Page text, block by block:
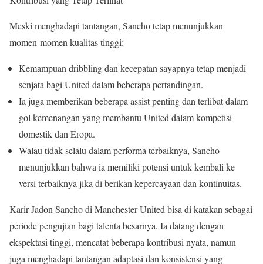
Meski menghadapi tantangan, Sancho tetap menunjukkan
momen-momen kualitas tinggi:
Kemampuan dribbling dan kecepatan sayapnya tetap menjadi
senjata bagi United dalam beberapa pertandingan.
Ia juga memberikan beberapa assist penting dan terlibat dalam
gol kemenangan yang membantu United dalam kompetisi
domestik dan Eropa.
Walau tidak selalu dalam performa terbaiknya, Sancho
menunjukkan bahwa ia memiliki potensi untuk kembali ke
versi terbaiknya jika di berikan kepercayaan dan kontinuitas.
Karir Jadon Sancho di Manchester United bisa di katakan sebagai
periode pengujian bagi talenta besarnya. Ia datang dengan
ekspektasi tinggi, mencatat beberapa kontribusi nyata, namun
juga menghadapi tantangan adaptasi dan konsistensi yang